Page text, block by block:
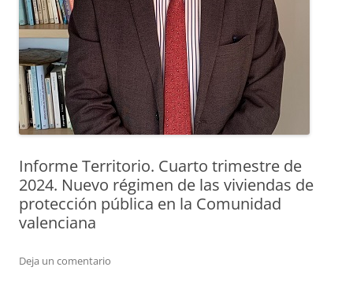
Informe Territorio. Cuarto trimestre de
2024. Nuevo régimen de las viviendas de
protección pública en la Comunidad
valenciana
Deja un comentario